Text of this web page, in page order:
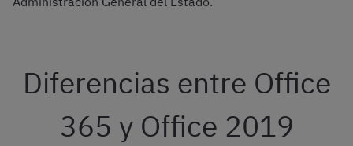
Diferencias entre Office
365 y Office 2019